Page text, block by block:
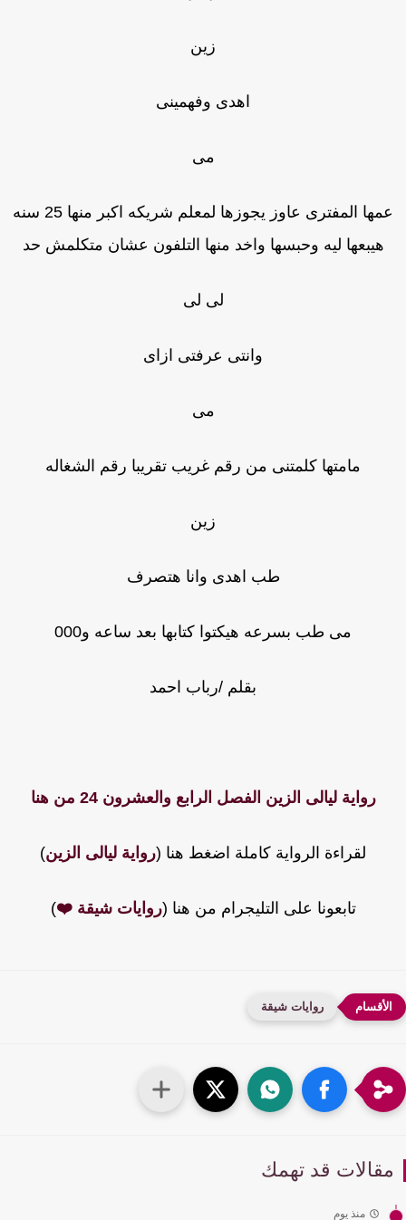
زين
اهدى وفهمينى
مى
عمها المفترى عاوز يجوزها لمعلم شريكه اكبر منها 25 سنه
هيبعها ليه وحبسها واخد منها التلفون عشان متكلمش حد
لى لى
وانتى عرفتى ازاى
مى
مامتها كلمتنى من رقم غريب تقريبا رقم الشغاله
زين
طب اهدى وانا هتصرف
مى طب بسرعه هيكتوا كتابها بعد ساعه و000
بقلم /رباب احمد
رواية ليالى الزين الفصل الرابع والعشرون 24 من هنا
لقراءة الرواية كاملة اضغط هنا (رواية ليالى الزين)
تابعونا على التليجرام من هنا (روايات شيقة ❤️)
روايات شيقة
قد تهمك
منذ يوم